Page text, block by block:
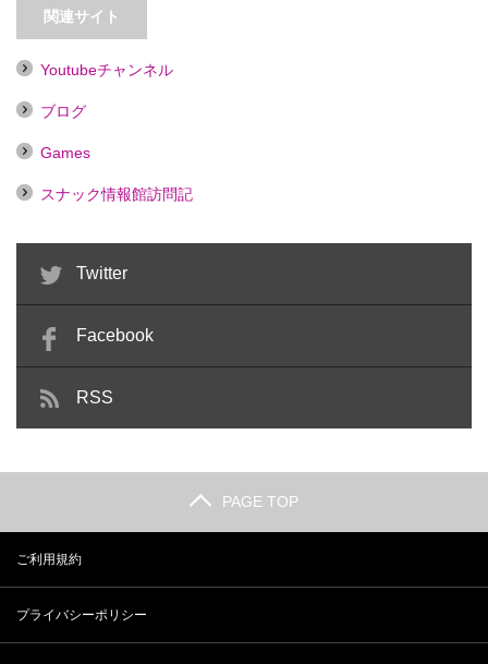
【つつじヶ丘】すなっくりゅう
関連サイト
Youtubeチャンネル
ブログ
Games
スナック情報館訪問記
Twitter
Facebook
RSS
PAGE TOP
ご利用規約
プライバシーポリシー